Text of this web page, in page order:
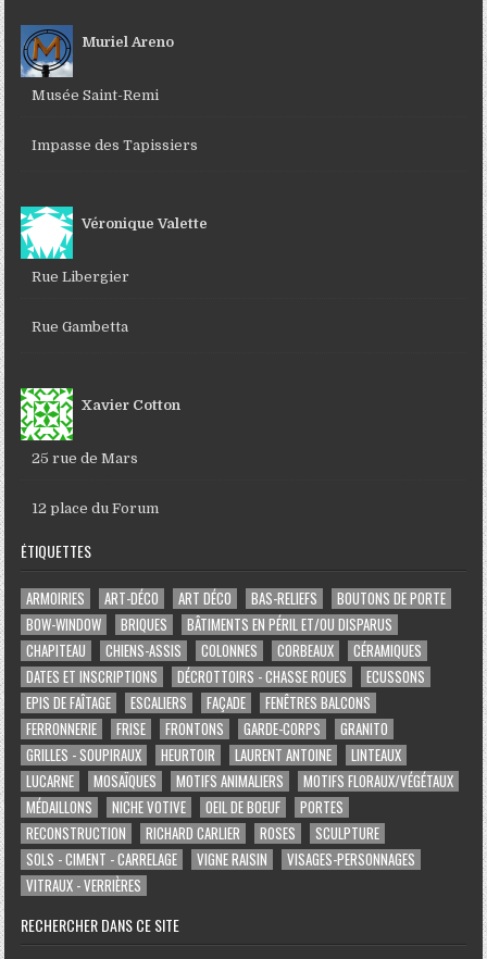
Muriel Areno
Musée Saint-Remi
Impasse des Tapissiers
Véronique Valette
Rue Libergier
Rue Gambetta
Xavier Cotton
25 rue de Mars
12 place du Forum
ÉTIQUETTES
ARMOIRIES ART-DÉCO ART DÉCO BAS-RELIEFS
BOUTONS DE PORTE
BOW-WINDOW
BRIQUES
BÂTIMENTS EN PÉRIL ET/OU DISPARUS
CHAPITEAU
CHIENS-ASSIS COLONNES CORBEAUX
CÉRAMIQUES
DATES ET INSCRIPTIONS
DÉCROTTOIRS - CHASSE ROUES
ECUSSONS
EPIS DE FAÎTAGE
ESCALIERS FAÇADE
FENÊTRES BALCONS
FERRONNERIE
FRISE FRONTONS GARDE-CORPS
GRANITO
GRILLES - SOUPIRAUX
HEURTOIR LAURENT ANTOINE
LINTEAUX
LUCARNE
MOSAÏQUES MOTIFS ANIMALIERS
MOTIFS FLORAUX/VÉGÉTAUX
MÉDAILLONS
NICHE VOTIVE OEIL DE BOEUF
PORTES
RECONSTRUCTION
RICHARD CARLIER ROSES
SCULPTURE
SOLS - CIMENT - CARRELAGE
VIGNE RAISIN
VISAGES-PERSONNAGES
VITRAUX - VERRIÈRES
RECHERCHER DANS CE SITE